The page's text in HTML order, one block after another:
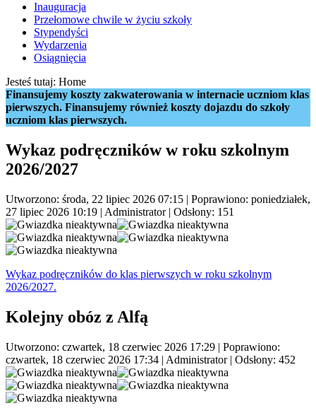
Inauguracja
Przełomowe chwile w życiu szkoły
Stypendyści
Wydarzenia
Osiągnięcia
Jesteś tutaj: Home
Finansujemy koszty zakwaterowania w internacie uczniom klas
pierwszych. Finansujemy również koszty dojazdu do szkoły
uczniom klas pierwszych.
Wykaz podręczników w roku szkolnym
2026/2027
Utworzono: środa, 22 lipiec 2026 07:15 | Poprawiono: poniedziałek,
27 lipiec 2026 10:19 | Administrator| Odsłony: 151
Wykaz podręczników do klas pierwszych w roku szkolnym
2026/2027.
Kolejny obóz z Alfą
Utworzono: czwartek, 18 czerwiec 2026 17:29 | Poprawiono:
czwartek, 18 czerwiec 2026 17:34 | Administrator| Odsłony: 452